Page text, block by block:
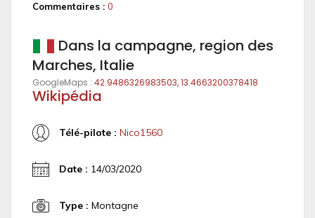
Commentaires : 0
Dans la campagne, region des
Marches, Italie
GoogleMaps : 42.9486326983503, 13.4663200378418
Wikipédia
Télé-pilote : Nico1560
Date : 14/03/2020
Type : Montagne